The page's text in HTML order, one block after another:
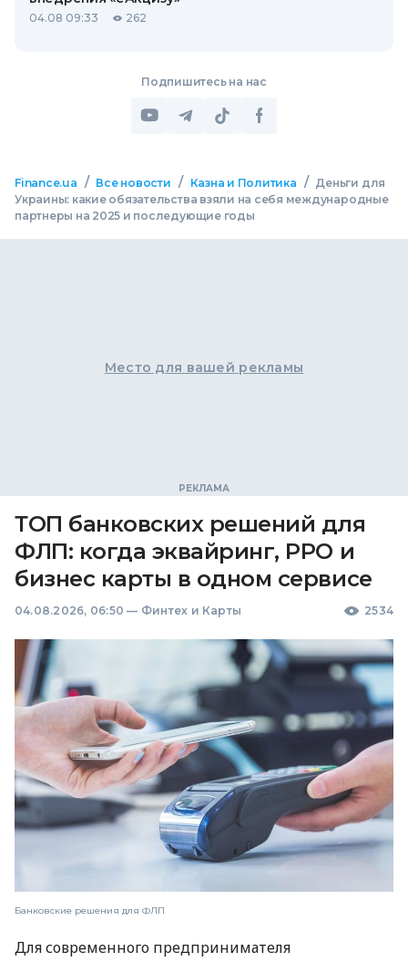
04.08 09:33 262
Подпишитесь на нас
Finance.ua / Все новости / Казна и Политика / Деньги для
Украины: какие обязательства взяли на себя международные
партнеры на 2025 и последующие годы
Место для вашей рекламы
ТОП банковских решений для
ФЛП: когда эквайринг, РРО и
бизнес карты в одном сервисе
04.08.2026, 06:50 — Финтех и Карты 2534
Банковские решения для ФЛП
Для современного предпринимателя